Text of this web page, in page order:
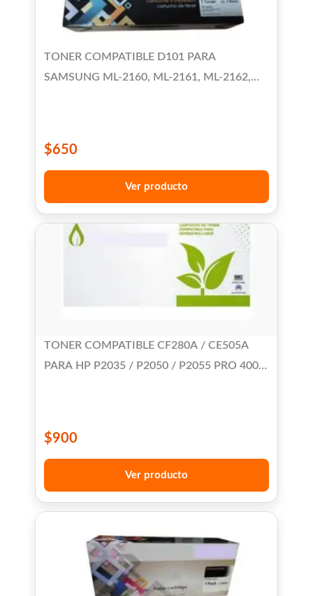
TONER COMPATIBLE D101 PARA
SAMSUNG ML-2160, ML-2161, ML-2162,
$650
Ver producto
TONER COMPATIBLE CF280A / CE505A
PARA HP P2035 / P2050 / P2055 PRO 400
$900
Ver producto